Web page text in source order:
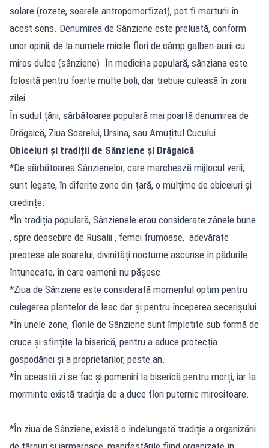
solare (rozete, soarele antropomorfizat), pot fi marturii în
acest sens. Denumirea de Sânziene este preluată, conform
unor opinii, de la numele micile flori de câmp galben-aurii cu
miros dulce (sânziene). În medicina populară, sânziana este
folosită pentru foarte multe boli, dar trebuie culeasă în zorii
zilei.
În sudul țării, sărbătoarea populară mai poartă denumirea de
Drăgaică, Ziua Soarelui, Ursina, sau Amuțitul Cucului.
Obiceiuri și tradiții de Sânziene și Drăgaică
*De sărbătoarea Sânzienelor, care marchează mijlocul verii,
sunt legate, în diferite zone din țară, o mulțime de obiceiuri și
credințe.
*În tradiția populară, Sânzienele erau considerate zânele bune
, spre deosebire de Rusalii , femei frumoase, adevărate
preotese ale soarelui, divinități nocturne ascunse în pădurile
întunecate, în care oamenii nu pășesc.
*Ziua de Sânziene este considerată momentul optim pentru
culegerea plantelor de leac dar și pentru începerea secerișului.
*În unele zone, florile de Sânziene sunt împletite sub formă de
cruce și sfințite la biserică, pentru a aduce protecția
gospodăriei și a proprietarilor, peste an.
*În această zi se fac și pomeniri la biserică pentru morți, iar la
morminte există tradiția de a duce flori puternic mirositoare.
*În ziua de Sânziene, există o îndelungată tradiție a organizării